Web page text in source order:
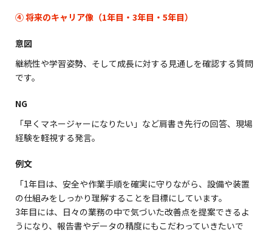
④ 将来のキャリア像（1年目・3年目・5年目）
意図
継続性や学習姿勢、そして成長に対する見通しを確認する質問
です。
NG
「早くマネージャーになりたい」など肩書き先行の回答、現場
経験を軽視する発言。
例文
「1年目は、安全や作業手順を確実に守りながら、設備や装置
の仕組みをしっかり理解することを目標にしています。
3年目には、日々の業務の中で気づいた改善点を提案できるよ
うになり、報告書やデータの精度にもこだわっていきたいで